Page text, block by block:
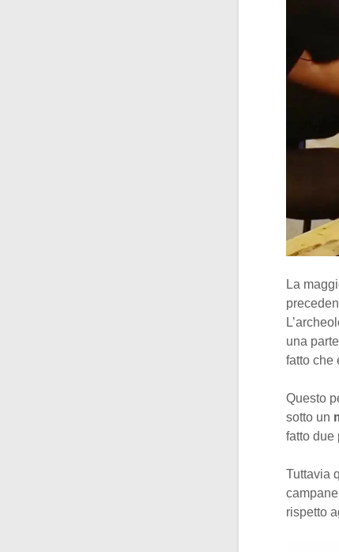
La
una
fatto che
Questo
sotto un
fatto due
Tuttavia
rispetto